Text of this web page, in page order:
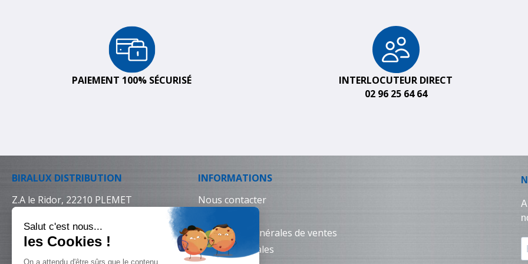
PAIEMENT 100% SÉCURISÉ
INTERLOCUTEUR DIRECT
02 96 25 64 64
BIRALUX DISTRIBUTION
Z.A le Ridor, 22210 PLEMET
INFORMATIONS
Nous contacter
Conditions générales de ventes
Mentions légales